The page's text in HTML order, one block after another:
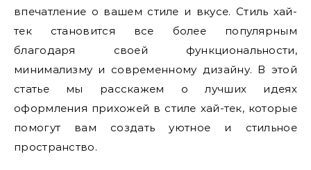
впечатление о вашем стиле и вкусе. Стиль хай-
тек становится все более популярным
благодаря своей функциональности,
минимализму и современному дизайну. В этой
статье мы расскажем о лучших идеях
оформления прихожей в стиле хай-тек, которые
помогут вам создать уютное и стильное
пространство.